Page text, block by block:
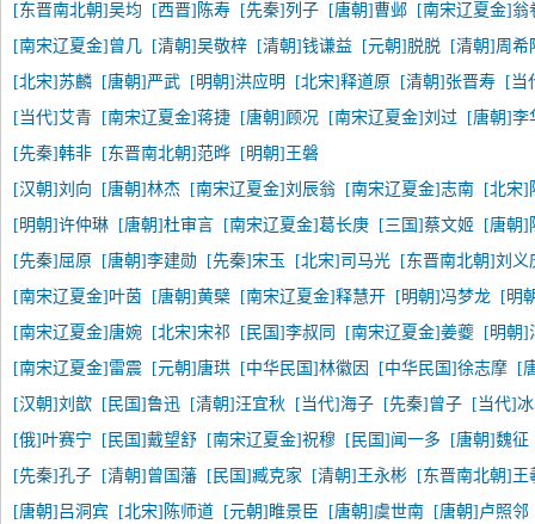
[东晋南北朝]吴均
[西晋]陈寿 [先秦]列子 [唐朝]曹邺
[南宋辽夏金]翁
[南宋辽夏金]曾几
[清朝]吴敬梓 [清朝]钱谦益 [元朝]脱脱
[清朝]周希
[北宋]苏麟
[唐朝]严武 [明朝]洪应明 [北宋]释道原 [清朝]张晋寿
[当
[当代]艾青
[南宋辽夏金]蒋捷 [唐朝]顾况 [南宋辽夏金]刘过
[唐朝]李
[先秦]韩非
[东晋南北朝]范晔
[明朝]王磐
[汉朝]刘向
[唐朝]林杰 [南宋辽夏金]刘辰翁 [南宋辽夏金]志南
[北宋]
[明朝]许仲琳
[唐朝]杜审言 [南宋辽夏金]葛长庚 [三国]蔡文姬
[唐朝]
[先秦]屈原
[唐朝]李建勋 [先秦]宋玉 [北宋]司马光
[东晋南北朝]刘义
[南宋辽夏金]叶茵
[唐朝]黄檗 [南宋辽夏金]释慧开 [明朝]冯梦龙
[明
[南宋辽夏金]唐婉
[北宋]宋祁 [民国]李叔同 [南宋辽夏金]姜夔
[明朝]
[南宋辽夏金]雷震
[元朝]唐珙 [中华民国]林徽因 [中华民国]徐志摩
[
[汉朝]刘歆
[民国]鲁迅 [清朝]汪宜秋 [当代]海子 [先秦]曾子
[当代]
[俄]叶赛宁
[民国]戴望舒 [南宋辽夏金]祝穆 [民国]闻一多
[唐朝]魏征
[先秦]孔子
[清朝]曾国藩 [民国]臧克家 [清朝]王永彬
[东晋南北朝]王
[唐朝]吕洞宾
[北宋]陈师道 [元朝]睢景臣 [唐朝]虞世南
[唐朝]卢照邻